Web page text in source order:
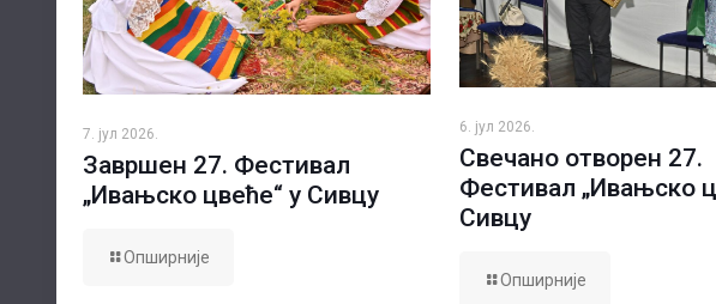
7. јул 2026.
Завршен 27. Фестивал
„Ивањско цвеће“ у Сивцу
Опширније
6. јул 2026.
Свечано отворен 27.
Фестивал „Ивањско
Сивцу
Опширније